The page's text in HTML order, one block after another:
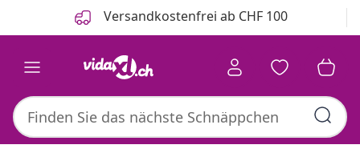
Versandkostenfrei ab CHF 100